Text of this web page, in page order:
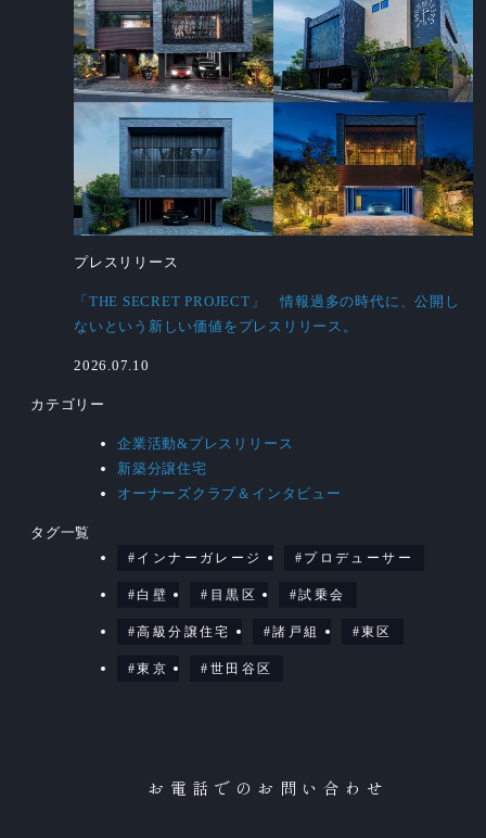
プレスリリース
「THE SECRET PROJECT」 情報過多の時代に、公開し
ないという新しい価値をプレスリリース。
2026.07.10
カテゴリー
企業活動&プレスリリース
新築分譲住宅
オーナーズクラブ＆インタビュー
タグ一覧
インナーガレージ プロデューサー
白壁 目黒区 試乗会
高級分譲住宅 諸戸組 東区
東京 世田谷区
お電話でのお問い合わせ